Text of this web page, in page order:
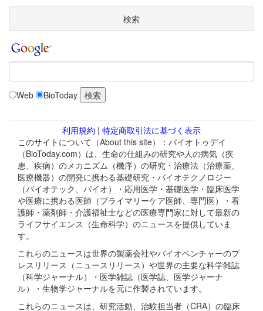
検索
Web BioToday
利用規約 | 特定商取引法に基づく表示
このサイトについて（About this site）：バイオトゥデイ
（BioToday.com）は、生命の仕組みの研究や人の病気（疾
患、疾病）のメカニズム（機序）の研究・治療法（治療薬、
医療機器）の開発に携わる基礎研究・バイオテクノロジー
（バイオテック、バイオ）・応用医学・基礎医学・臨床医学
や医療に携わる医師（プライマリーケア医師、専門医）・看
護師・薬剤師・介護福祉士などの医療専門家に対して最新の
ライフサイエンス（生命科学）のニュースを提供していま
す。
これらのニュースは世界の製薬会社やバイオベンチャーのプ
レスリリース（ニュースリリース）や世界の主要な科学雑誌
（科学ジャーナル）・医学雑誌（医学誌、医学ジャーナ
ル）・生物学ジャーナルを元に作製されています。
これらのニュースは、研究活動、治験担当者（CRA）の臨床